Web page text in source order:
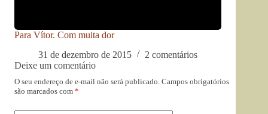
Para Vítor. Com muita dor
31 de dezembro de 2015
2 comentários
Deixe um comentário
O seu endereço de e-mail não será publicado. Campos obrigatórios
são marcados com *